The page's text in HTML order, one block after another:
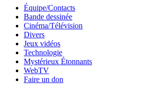
Équipe/Contacts
Bande dessinée
Cinéma/Télévision
Divers
Jeux vidéos
Technologie
Mystérieux Étonnants
WebTV
Faire un don